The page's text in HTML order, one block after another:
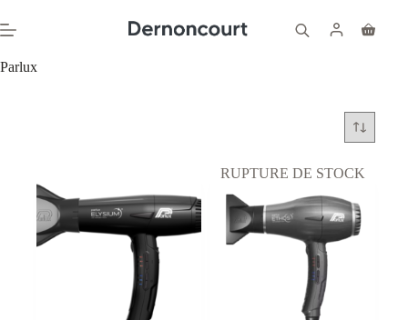
au
contenu
Panier
Parlux
RUPTURE DE STOCK